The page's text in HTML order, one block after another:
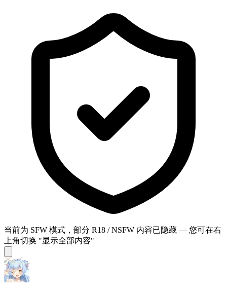
当前为 SFW 模式，部分 R18 / NSFW 内容已隐藏 — 您可在右
上角切换 "显示全部内容"